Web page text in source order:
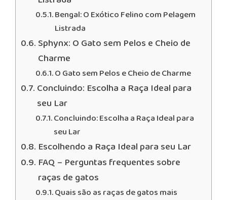
Bengal: O Exótico Felino com Pelagem
Listrada
Sphynx: O Gato sem Pelos e Cheio de
Charme
O Gato sem Pelos e Cheio de Charme
Concluindo: Escolha a Raça Ideal para
seu Lar
Concluindo: Escolha a Raça Ideal para
seu Lar
Escolhendo a Raça Ideal para seu Lar
FAQ – Perguntas frequentes sobre
raças de gatos
Quais são as raças de gatos mais